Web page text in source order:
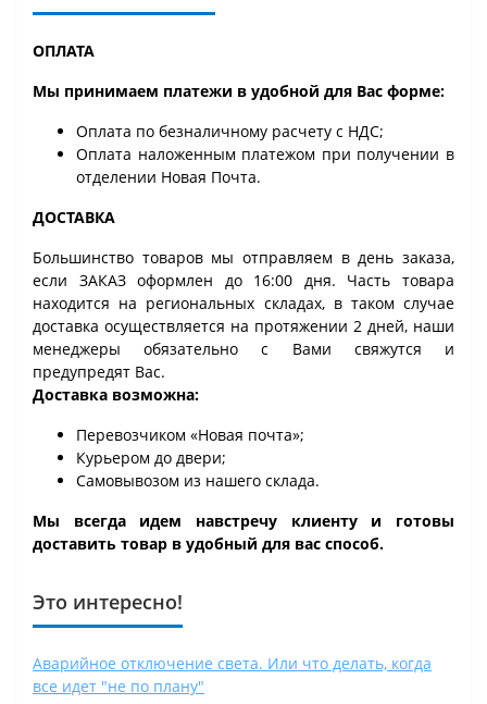
ОПЛАТА
Мы принимаем платежи в удобной для Вас форме:
Оплата по безналичному расчету с НДС;
Оплата наложенным платежом при получении в
отделении Новая Почта.
ДОСТАВКА
Большинство товаров мы отправляем в день заказа,
если ЗАКАЗ оформлен до 16:00 дня. Часть товара
находится на региональных складах, в таком случае
доставка осуществляется на протяжении 2 дней, наши
менеджеры обязательно с Вами свяжутся и
предупредят Вас.
Доставка возможна:
Перевозчиком «Новая почта»;
Курьером до двери;
Самовывозом из нашего склада.
Мы всегда идем навстречу клиенту и готовы
доставить товар в удобный для вас способ.
Это интересно!
Аварийное отключение света. Или что делать, когда
все идет "не по плану"